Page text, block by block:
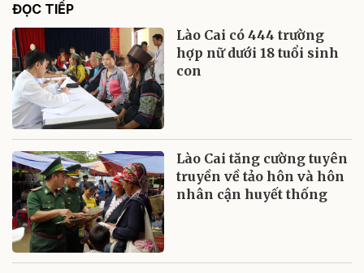
ĐỌC TIẾP
Lào Cai có 444 trường
hợp nữ dưới 18 tuổi sinh
con
Lào Cai tăng cường tuyên
truyền về tảo hôn và hôn
nhân cận huyết thống